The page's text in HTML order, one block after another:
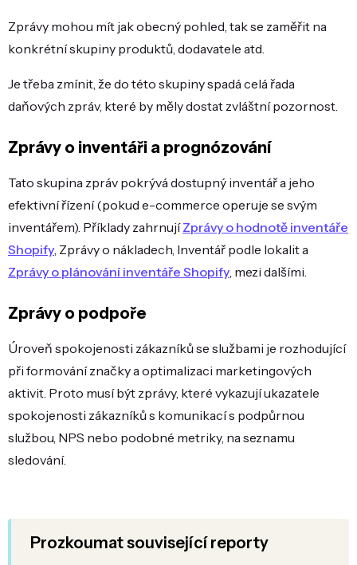
Zprávy mohou mít jak obecný pohled, tak se zaměřit na
konkrétní skupiny produktů, dodavatele atd.
Je třeba zmínit, že do této skupiny spadá celá řada
daňových zpráv, které by měly dostat zvláštní pozornost.
Zprávy o inventáři a prognózování
Tato skupina zpráv pokrývá dostupný inventář a jeho
efektivní řízení (pokud e-commerce operuje se svým
inventářem). Příklady zahrnujíZprávy o hodnotě inventáře
Shopify , Zprávy o nákladech, Inventář podle lokalit a
Zprávy o plánování inventáře Shopify , mezi dalšími.
Zprávy o podpoře
Úroveň spokojenosti zákazníků se službami je rozhodující
při formování značky a optimalizaci marketingových
aktivit. Proto musí být zprávy, které vykazují ukazatele
spokojenosti zákazníků s komunikací s podpůrnou
službou, NPS nebo podobné metriky, na seznamu
sledování.
Prozkoumat související reporty